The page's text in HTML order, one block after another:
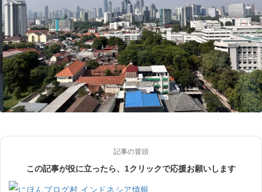
記事の冒頭
この記事が役に立ったら、1クリックで応援お願いします